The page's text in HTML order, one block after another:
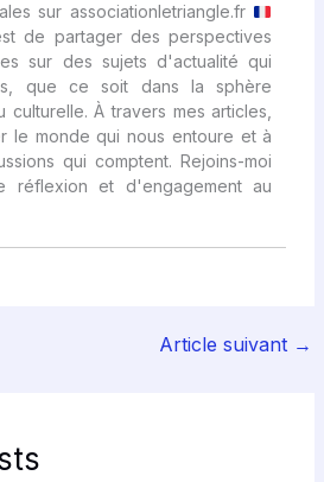
sur associationletriangle.fr
de partager des perspectives
sur des sujets d'actualité qui
que ce soit dans la sphère
À travers mes articles,
le monde qui nous entoure et à
qui comptent. Rejoins-moi
réflexion et d'engagement au
Article suivant →